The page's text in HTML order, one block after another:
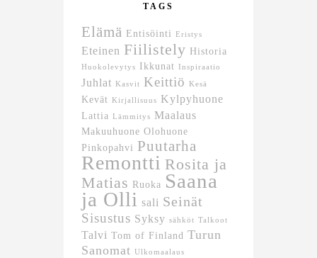
TAGS
Elämä Entisöinti Eristys
Eteinen Fiilistely Historia
Huokolevytys Ikkunat Inspiraatio
Juhlat Kasvit Keittiö Kesä
Kevät Kirjallisuus Kylpyhuone
Lattia Lämmitys Maalaus
Makuuhuone Olohuone
Pinkopahvi Puutarha
Remontti Rosita ja
Matias Ruoka Saana
ja Olli sali Seinät
Sisustus Syksy sähköt Talkoot
Talvi Tom of Finland Turun
Sanomat Ulkomaalaus